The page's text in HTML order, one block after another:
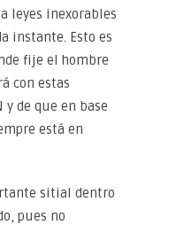
leyes inexorables
instante. Esto es
fije el hombre
con estas
y de que en base
está en
sitial dentro
pues no